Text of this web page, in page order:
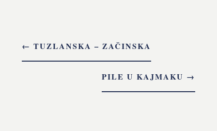
← TUZLANSKA – ZAČINSKA
PILE U KAJMAKU →